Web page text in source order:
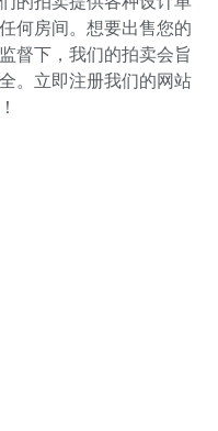
何房间。想要出售您的
督下，我们的拍卖会旨
。立即注册我们的网站